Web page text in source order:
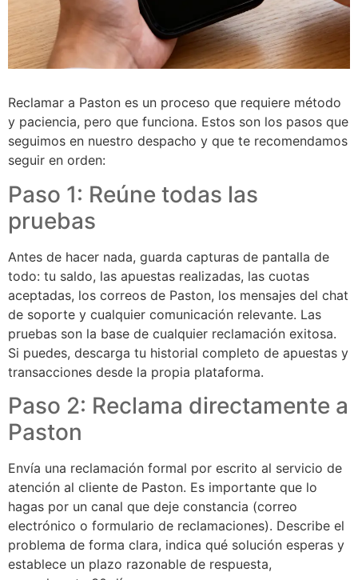
Reclamar a Paston es un proceso que requiere método
y paciencia, pero que funciona. Estos son los pasos que
seguimos en nuestro despacho y que te recomendamos
seguir en orden:
Paso 1: Reúne todas las
pruebas
Antes de hacer nada, guarda capturas de pantalla de
todo: tu saldo, las apuestas realizadas, las cuotas
aceptadas, los correos de Paston, los mensajes del chat
de soporte y cualquier comunicación relevante. Las
pruebas son la base de cualquier reclamación exitosa.
Si puedes, descarga tu historial completo de apuestas y
transacciones desde la propia plataforma.
Paso 2: Reclama directamente a
Paston
Envía una reclamación formal por escrito al servicio de
atención al cliente de Paston. Es importante que lo
hagas por un canal que deje constancia (correo
electrónico o formulario de reclamaciones). Describe el
problema de forma clara, indica qué solución esperas y
establece un plazo razonable de respuesta,